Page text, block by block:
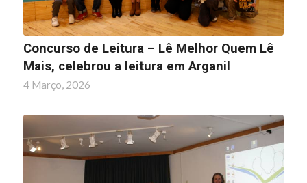
Concurso de Leitura – Lê Melhor Quem Lê
Mais, celebrou a leitura em Arganil
4 Março, 2026